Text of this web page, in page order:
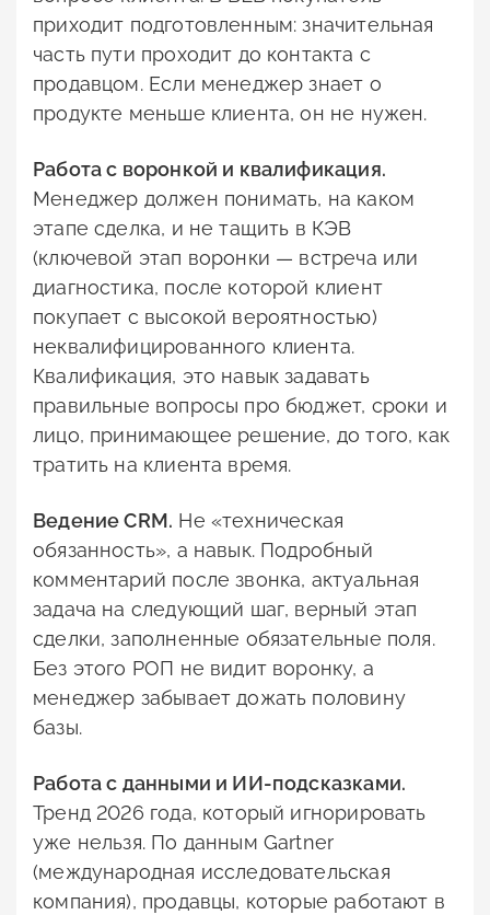
приходит подготовленным: значительная
часть пути проходит до контакта с
продавцом. Если менеджер знает о
продукте меньше клиента, он не нужен.
Работа с воронкой и квалификация.
Менеджер должен понимать, на каком
этапе сделка, и не тащить в КЭВ
(ключевой этап воронки — встреча или
диагностика, после которой клиент
покупает с высокой вероятностью)
неквалифицированного клиента.
Квалификация, это навык задавать
правильные вопросы про бюджет, сроки и
лицо, принимающее решение, до того, как
тратить на клиента время.
Ведение CRM. Не «техническая
обязанность», а навык. Подробный
комментарий после звонка, актуальная
задача на следующий шаг, верный этап
сделки, заполненные обязательные поля.
Без этого РОП не видит воронку, а
менеджер забывает дожать половину
базы.
Работа с данными и ИИ-подсказками.
Тренд 2026 года, который игнорировать
уже нельзя. По данным Gartner
(международная исследовательская
компания), продавцы, которые работают в